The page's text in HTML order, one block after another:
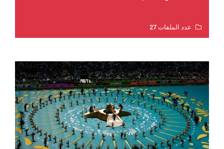
عدد الملفات 27